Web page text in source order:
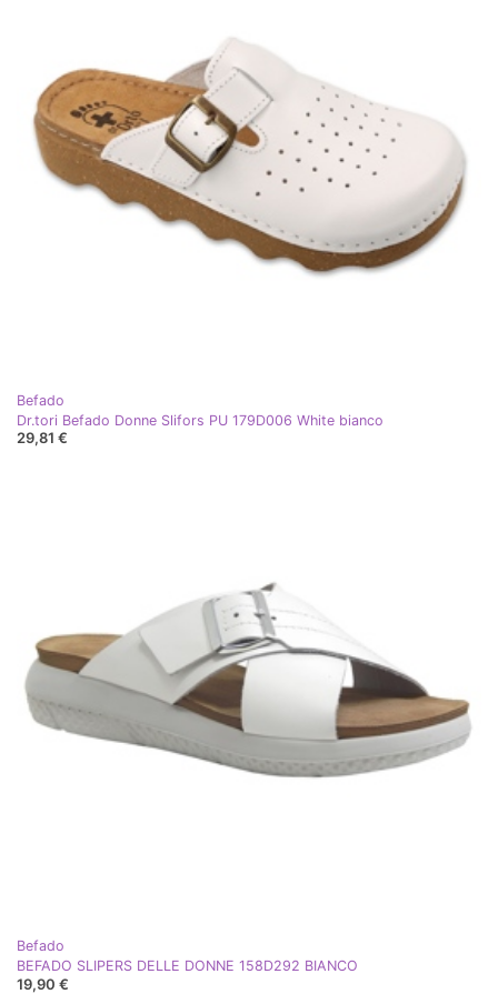
Befado
Dr.tori Befado Donne Slifors PU 179D006 White bianco
29,81 €
Befado
BEFADO SLIPERS DELLE DONNE 158D292 BIANCO
19,90 €